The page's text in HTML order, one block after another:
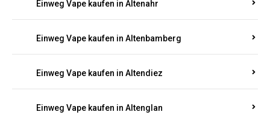
Einweg Vape kaufen in Altenahr
Einweg Vape kaufen in Altenbamberg
Einweg Vape kaufen in Altendiez
Einweg Vape kaufen in Altenglan